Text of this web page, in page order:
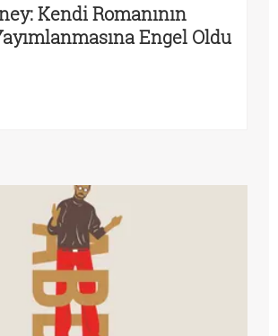
Kendi Romanının
Engel Oldu